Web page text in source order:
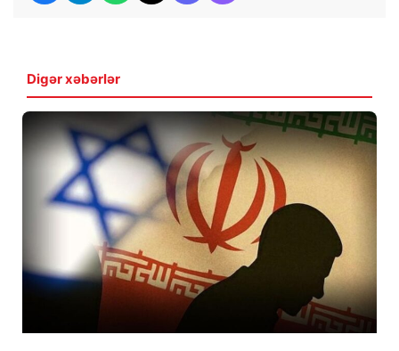
Digər xəbərlər